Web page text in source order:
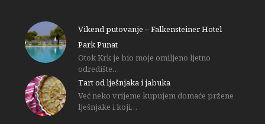
Vikend putovanje – Falkensteiner Hotel
Park Punat
Otok Krk je bio moje omiljeno ljetno
odredište…
Tart od lješnjaka i jabuka
Već neko vrijeme kupujem domaće pržene
lješnjake i koji…